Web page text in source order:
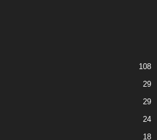
108
29
29
24
18